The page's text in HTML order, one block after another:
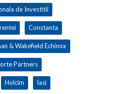
de Investitii
Constanta
& Wakefield Echinox
Partners
Holcim Iasi